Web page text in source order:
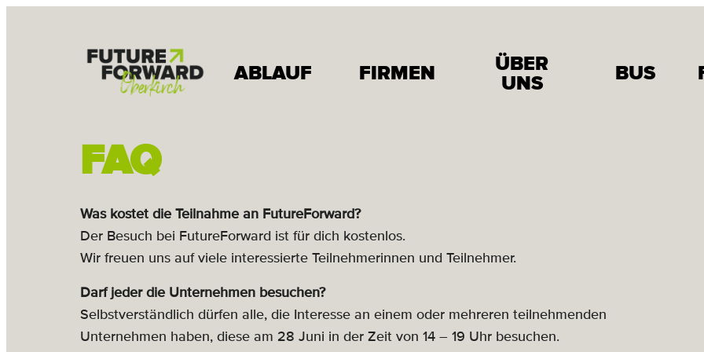
ABLAUF FIRMEN
ÜBER
UNS
BUS
FAQ
Was kostet die Teilnahme an FutureForward?
Der Besuch bei FutureForward ist für dich kostenlos.
Wir freuen uns auf viele interessierte Teilnehmerinnen und Teilnehmer.
Darf jeder die Unternehmen besuchen?
Selbstverständlich dürfen alle, die Interesse an einem oder mehreren teilnehmenden
Unternehmen haben, diese am 28 Juni in der Zeit von 14 – 19 Uhr besuchen.